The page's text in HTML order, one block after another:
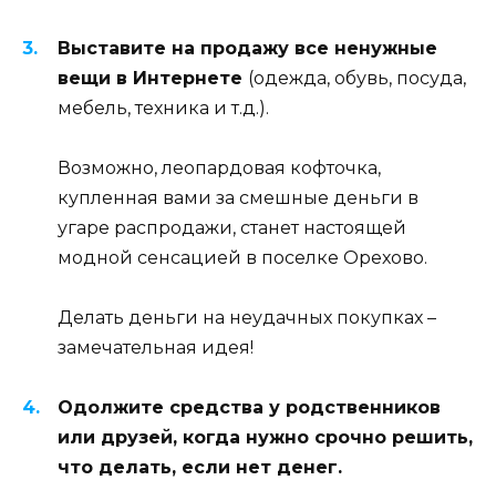
Выставите на продажу все ненужные
вещи в Интернете (одежда, обувь, посуда,
мебель, техника и т.д.).
Возможно, леопардовая кофточка,
купленная вами за смешные деньги в
угаре распродажи, станет настоящей
модной сенсацией в поселке Орехово.
Делать деньги на неудачных покупках –
замечательная идея!
Одолжите средства у родственников
или друзей, когда нужно срочно решить,
что делать, если нет денег.